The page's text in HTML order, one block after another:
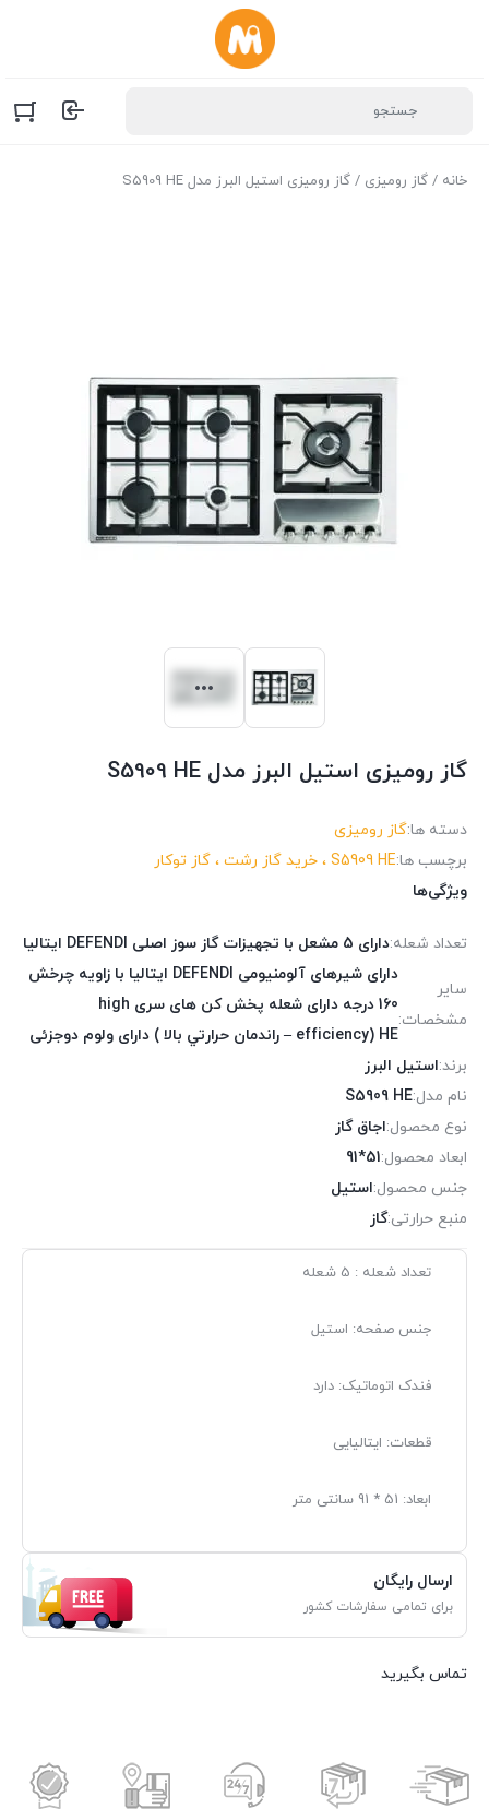
خانه / گاز رومیزی / گاز رومیزی استیل البرز مدل S5909 HE
گاز رومیزی استیل البرز مدل S5909 HE
دسته ها:گاز رومیزی
برچسب ها:S5909 HE ، خرید گاز رشت ، گاز توکار
ویژگی‌ها
تعداد شعله:دارای 5 مشعل با تجهیزات گاز سوز اصلی DEFENDI ایتالیا
سایر
مشخصات:
دارای شیرهای آلومنیومی DEFENDI ایتالیا با زاويه چرخش
160 درجه دارای شعله پخش کن های سری high
efficiency) HE – راندمان حرارتي بالا ) دارای ولوم دوجزئی
برند:استیل البرز
نام مدل:S5909 HE
نوع محصول:اجاق گاز
ابعاد محصول:51*91
جنس محصول:استیل
منبع حرارتی:گاز
تعداد شعله : 5 شعله
جنس صفحه: استیل
فندک اتوماتیک: دارد
قطعات: ایتالیایی
ابعاد: 51 * 91 سانتی متر
ارسال رایگان
برای تمامی سفارشات کشور
تماس بگیرید